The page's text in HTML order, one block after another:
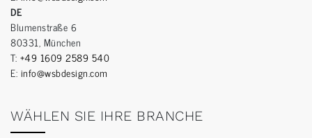
DE
Blumenstraße 6
80331, München
T: +49 1609 2589 540
E: info@wsbdesign.com
WÄHLEN SIE IHRE BRANCHE